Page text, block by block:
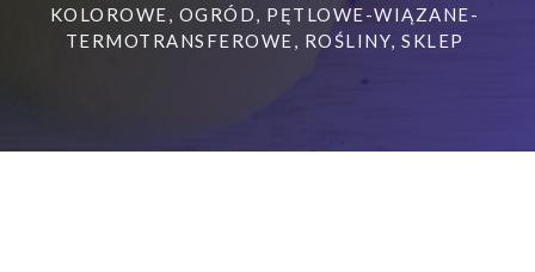
KOLOROWE, OGRÓD, PĘTLOWE-WIĄZANE-
TERMOTRANSFEROWE, ROŚLINY, SKLEP